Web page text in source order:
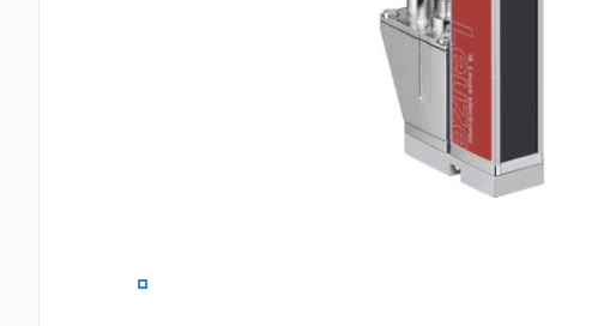
0